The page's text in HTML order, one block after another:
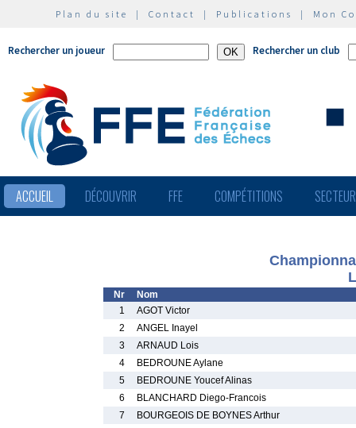
Plan du site | Contact | Publications | Mon
Rechercher un joueur Rechercher un club
ACCUEIL DÉCOUVRIR FFE COMPÉTITIONS
Nr
Nom
1
AGOT Victor
2
ANGEL Inayel
3
ARNAUD Lois
4
BEDROUNE Aylane
5
BEDROUNE Youcef Alinas
6
BLANCHARD Diego-Francois
7
BOURGEOIS DE BOYNES Arthur